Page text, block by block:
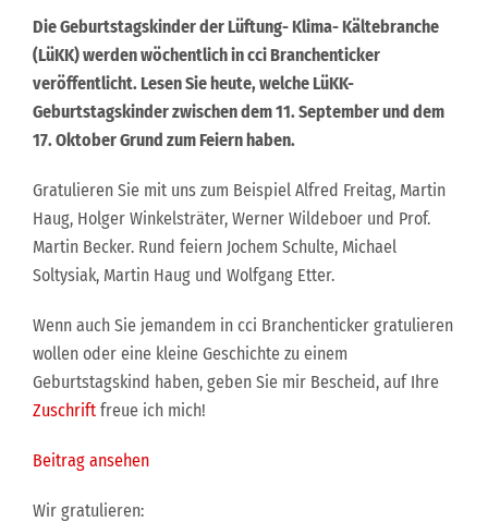
Die Geburtstagskinder der Lüftung- Klima- Kältebranche
(LüKK) werden wöchentlich in cci Branchenticker
veröffentlicht. Lesen Sie heute, welche LüKK-
Geburtstagskinder zwischen dem 11. September und dem
17. Oktober Grund zum Feiern haben.
Gratulieren Sie mit uns zum Beispiel Alfred Freitag, Martin
Haug, Holger Winkelsträter, Werner Wildeboer und Prof.
Martin Becker. Rund feiern Jochem Schulte, Michael
Soltysiak, Martin Haug und Wolfgang Etter.
Wenn auch Sie jemandem in cci Branchenticker gratulieren
wollen oder eine kleine Geschichte zu einem
Geburtstagskind haben, geben Sie mir Bescheid, auf Ihre
Zuschrift freue ich mich!
Beitrag ansehen
Wir gratulieren: